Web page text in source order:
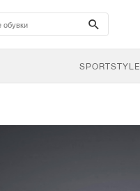
search-
btn
SPORTSTYLE